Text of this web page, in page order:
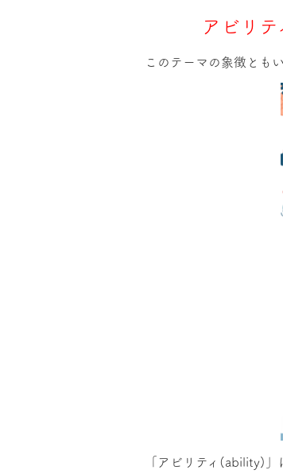
アビリティ
このテーマの象徴とも
「アビリティ(ability)」